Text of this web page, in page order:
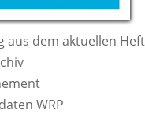
aus dem aktuellen Heft
WRP